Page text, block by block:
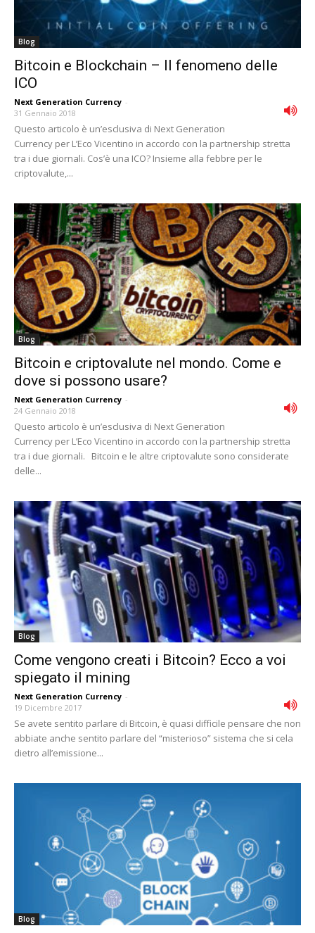
Blog
Bitcoin e Blockchain – Il fenomeno delle
ICO
Next Generation Currency -
31 Gennaio 2018
Questo articolo è un’esclusiva di Next Generation
Currency per L’Eco Vicentino in accordo con la partnership stretta
tra i due giornali. Cos’è una ICO? Insieme alla febbre per le
criptovalute,...
Blog
Bitcoin e criptovalute nel mondo. Come e
dove si possono usare?
Next Generation Currency -
24 Gennaio 2018
Questo articolo è un’esclusiva di Next Generation
Currency per L’Eco Vicentino in accordo con la partnership stretta
tra i due giornali. Bitcoin e le altre criptovalute sono considerate
delle...
Blog
Come vengono creati i Bitcoin? Ecco a voi
spiegato il mining
Next Generation Currency -
19 Dicembre 2017
Se avete sentito parlare di Bitcoin, è quasi difficile pensare che non
abbiate anche sentito parlare del “misterioso” sistema che si cela
dietro all’emissione...
Blog